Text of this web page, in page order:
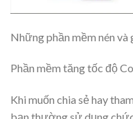
Những phần mềm nén và
Phần mềm tăng tốc độ
Khi muốn chia sẻ hay